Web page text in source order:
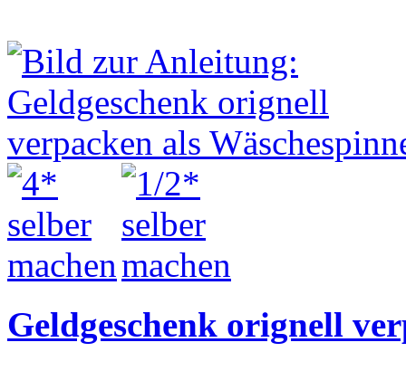
Geldgeschenk orignell